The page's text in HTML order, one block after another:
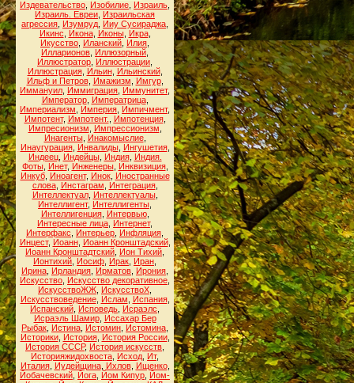
Издевательство Изобилие Израиль
Израиль. Евреи Израильская
агрессия Изумруд Ииу Сусираджа
Икинс
Икона, Иконы, Икра,
Икусство Иланский Илия
Илларионов Иллюзорный
Иллюстратор Иллюстрации
Иллюстрация, Ильин, Ильинский,
Ильф и Петров, Имажизм Имгур,
Иммануил Иммиграция Иммунитет,
Император, Императрица,
Империализм
Империя Импичмент,
Импотент, Импотент. Импотенция,
Импресионизм
Импрессионизм
Инагенты, Инакомыслие,
Инаугурация, Инвалиды, Ингушетия,
Индеец, Индейцы, Индия, Индия.
Фоты, Инет, Инженеры, Инквизиция,
Инкуб, Иноагент, Инок, Иностранные
слова, Инстаграм Интеграция,
Интеллектуал, Интеллектуалы,
Интеллигент, Интеллигенты
Интеллигенция, Интервью,
Интересные лица Интернет,
Интерфакс
Интерьер Инфляция
Инцест, Иоанн, Иоанн Кронштадский,
Иоанн Кронштадтский Ион Тихий
Ионтихий Иосиф Ирак Иран
Ирина Ирландия Ирматов Ирония
Искусство Искусство декоративное
ИскусствоЖЖ ИскусствоХ
Искусствоведение, Ислам Испания,
Испанский Исповедь Исраэлс
Исраэль Шамир, Иссахар Бер
Рыбак Истина Истомин Истомина
Историки, История, История России,
История СССР, История искусств
Историяжидохвоста Исход Ит,
Италия, Иудейщина, Ихлов, Ищенко,
Йобачевский Йога Йом Кипур Йом-